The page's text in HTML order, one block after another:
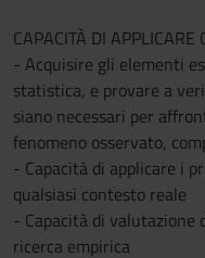
CAPACITÀ DI
- Acquisire gli elementi
statistica, e provare a
siano necessari per
fenomeno osservato,
- Capacità di applicare i
qualsiasi contesto reale
- Capacità di
ricerca empirica